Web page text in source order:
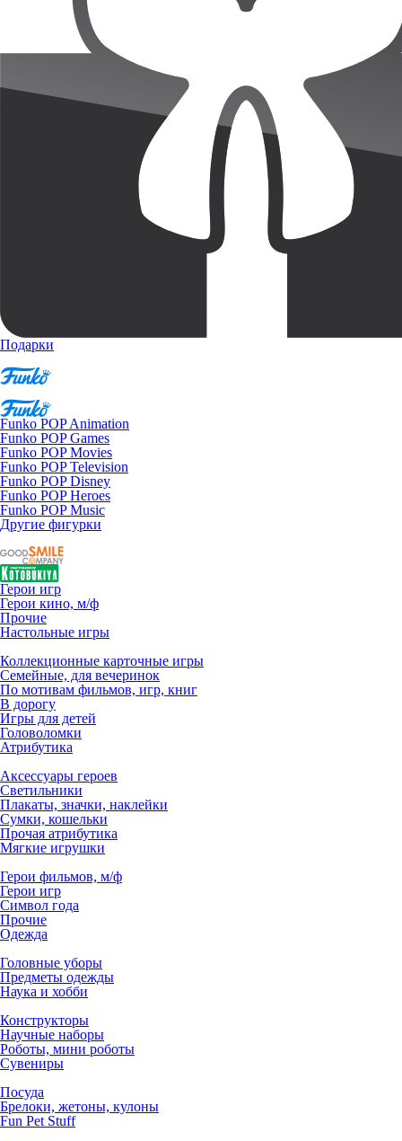
Подарки
Funko POP Animation
Funko POP Games
Funko POP Movies
Funko POP Television
Funko POP Disney
Funko POP Heroes
Funko POP Music
Другие фигурки
Герои игр
Герои кино, м/ф
Прочие
Настольные игры
Коллекционные карточные игры
Семейные, для вечеринок
По мотивам фильмов, игр, книг
В дорогу
Игры для детей
Головоломки
Атрибутика
Аксессуары героев
Светильники
Плакаты, значки, наклейки
Сумки, кошельки
Прочая атрибутика
Мягкие игрушки
Герои фильмов, м/ф
Герои игр
Символ года
Прочие
Одежда
Головные уборы
Предметы одежды
Наука и хобби
Конструкторы
Научные наборы
Роботы, мини роботы
Сувениры
Посуда
Брелоки, жетоны, кулоны
Fun Pet Stuff